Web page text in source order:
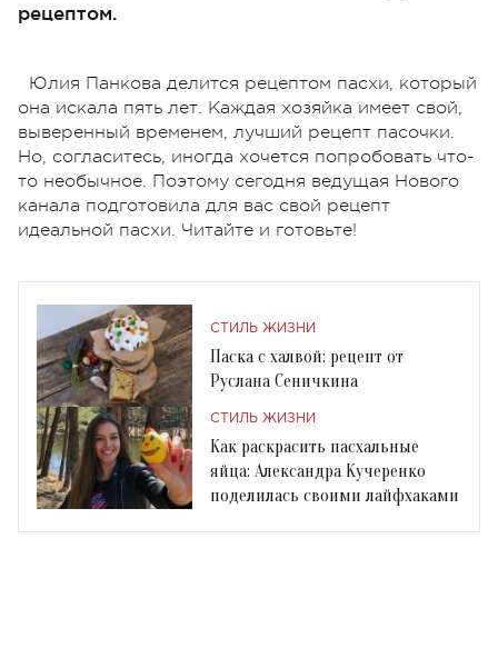
рецептом.
Юлия Панкова делится рецептом пасхи, который
она искала пять лет. Каждая хозяйка имеет свой,
выверенный временем, лучший рецепт пасочки.
Но, согласитесь, иногда хочется попробовать что-
то необычное. Поэтому сегодня ведущая Нового
канала подготовила для вас свой рецепт
идеальной пасхи. Читайте и готовьте!
СТИЛЬ ЖИЗНИ
Паска с халвой: рецепт от
Руслана Сеничкина
СТИЛЬ ЖИЗНИ
Как раскрасить пасхальные
яйца: Александра Кучеренко
поделилась своими лайфхаками